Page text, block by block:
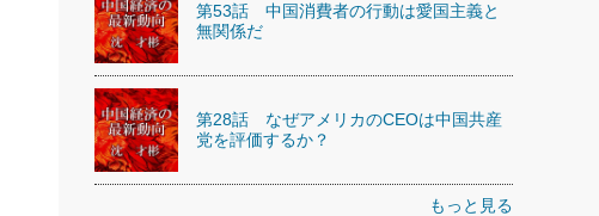
第53話 中国消費者の行動は愛国主義と
無関係だ
第28話 なぜアメリカのCEOは中国共産
党を評価するか？
もっと見る